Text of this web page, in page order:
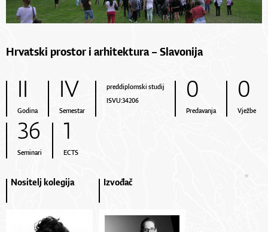
Hrvatski prostor i arhitektura – Slavonija
II
Godina
IV
Semestar
preddiplomski studij
ISVU:34206
0
Predavanja
0
Vježbe
36
Seminari
1
ECTS
Nositelj kolegija Izvođač